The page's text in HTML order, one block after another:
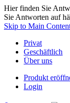
Hier finden Sie
Sie Antworten auf
Skip to Main
Privat
Geschäftlich
Über uns
Produkt
Login